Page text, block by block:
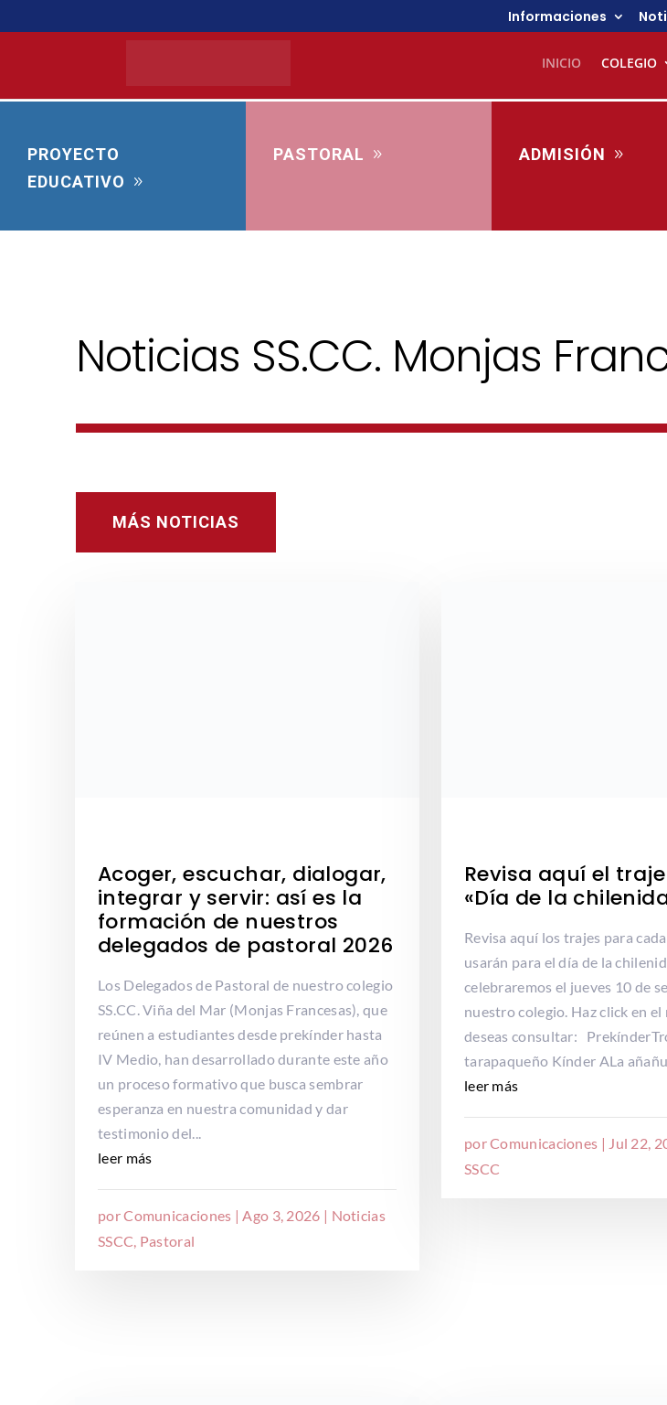
Informaciones
INICIO COLEGIO
PROYECTO
EDUCATIVO
PASTORAL ADMISIÓN
Noticias SS.CC. Monjas
MÁS NOTICIAS
Acoger, escuchar, dialogar,
integrar y servir: así es la
formación de nuestros
delegados de pastoral 2026
porComunicaciones | Ago 3, 2026 | Noticias
SSCC Pastoral
Los Delegados de Pastoral de nuestro colegio
SS.CC. Viña del Mar (Monjas Francesas), que
reúnen a estudiantes desde prekínder hasta
IV Medio, han desarrollado durante este año
un proceso formativo que busca sembrar
esperanza en nuestra comunidad y dar
testimonio del...
leer más
Revisa aquí el
«Día de la
porComunicaciones | Jul 22,
SSCC
Revisa aquí los trajes para
usarán para el día de la
celebraremos el jueves 10 de
nuestro colegio. Haz click en el
deseas consultar:
tarapaqueño Kínder ALa
leer más